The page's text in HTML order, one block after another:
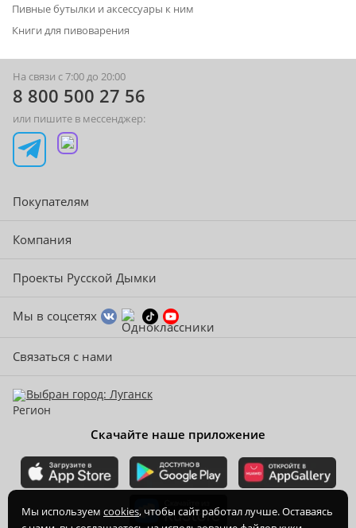
Пивные бутылки и аксессуары к ним
Книги для пивоварения
Мы используем cookies, чтобы сайт работал лучше. Оставаясь
На связи с 7:00 до 20:00
8 800 500 27 56
или пишите в мессенджер:
Покупателям
Компания
Проекты Русской Дымки
Мы в соцсетях
Связаться с нами
Выбран город: Луганск
Скачайте наше приложение